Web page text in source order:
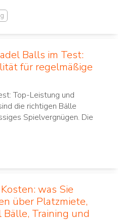
Balls im Test:
für regelmäßige
Top-Leistung und
die richtigen Bälle
Spielvergnügen. Die
was Sie
über Platzmiete,
Bälle, Training und